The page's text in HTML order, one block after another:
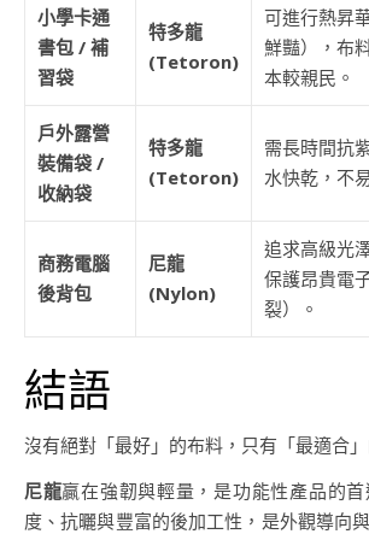
小學卡通
書包 / 補
習袋
特多龍
(Tetoron)
可進行熱昇
鮮豔），布
本較親民。
戶外露營
裝備袋 /
收納袋
特多龍
(Tetoron)
需長時間抗
水快乾，不
商務電腦
後背包
尼龍
(Nylon)
追求高級光
保護昂貴電
裂）。
結語
沒有絕對「最好」的布料，只有「最適合」
尼龍贏在強韌與輕量，是功能性產品的首
度、抗曬與豐富的後加工性，是外觀導向